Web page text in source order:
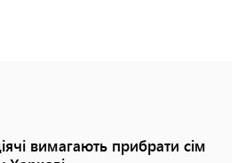
вимагають прибрати сім